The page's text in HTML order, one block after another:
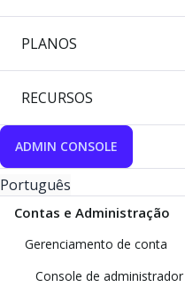
PLANOS
RECURSOS
ADMIN CONSOLE
Português
Contas e Administração
Gerenciamento de conta
Console de administrador